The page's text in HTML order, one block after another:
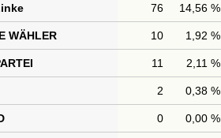
76 14,56 %
WÄHLER 10 1,92 %
11 2,11 %
2 0,38 %
0 0,00 %